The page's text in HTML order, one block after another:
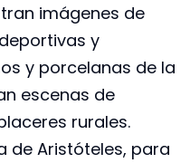
imágenes de
y
y porcelanas de la
escenas de
rurales.
de Aristóteles, para